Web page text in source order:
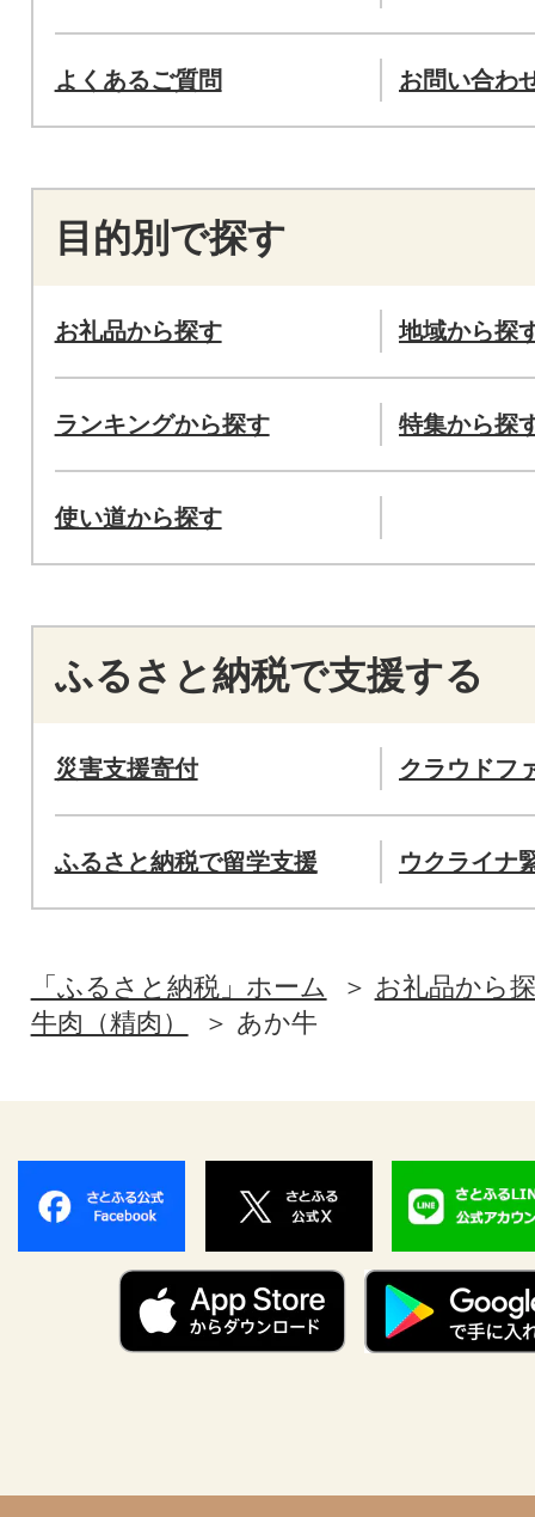
よくあるご質問 お問い合わ
目的別で探す
お礼品から探す 地域から探
ランキングから探す 特集から探
使い道から探す
ふるさと納税で支援する
災害支援寄付 クラウドフ
ふるさと納税で留学支援 ウクライナ
「ふるさと納税」ホーム
お礼品から
牛肉（精肉）
あか牛